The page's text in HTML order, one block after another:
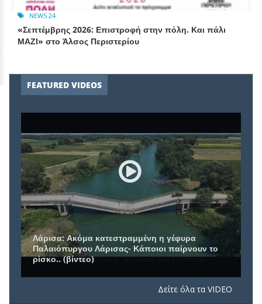
NEWS 24
«Σεπτέμβρης 2026: Επιστροφή στην πόλη. Και πάλι
ΜΑΖΙ» στο Άλσος Περιστερίου
FEATURED VIDEOS
Συνέντευξη του Δημάρχου Πετρούπολης, Β.
Σίμου, στην εκπομπή: «Η ώρα του Πολίτη»
Δείτε όλα τα VIDEO